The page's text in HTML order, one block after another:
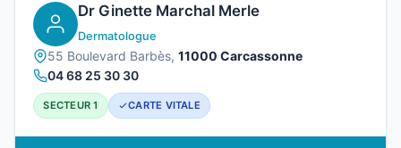
Dr Ginette Marchal Merle
Dermatologue
55 Boulevard Barbès, 11000 Carcassonne
04 68 25 30 30
SECTEUR 1 CARTE VITALE